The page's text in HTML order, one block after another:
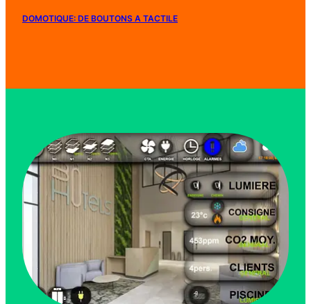
DOMOTIQUE: DE BOUTONS A TACTILE